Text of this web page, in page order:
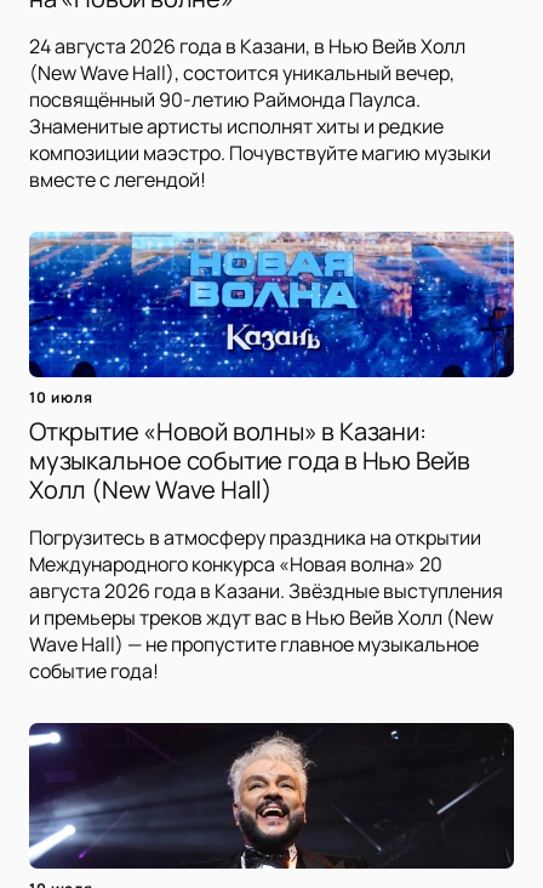
24 августа 2026 года в Казани, в Нью Вейв Холл
(New Wave Hall), состоится уникальный вечер,
посвящённый 90-летию Раймонда Паулса.
Знаменитые артисты исполнят хиты и редкие
композиции маэстро. Почувствуйте магию музыки
вместе с легендой!
10 июля
Открытие «Новой волны» в Казани:
музыкальное событие года в Нью Вейв
Холл (New Wave Hall)
Погрузитесь в атмосферу праздника на открытии
Международного конкурса «Новая волна» 20
августа 2026 года в Казани. Звёздные выступления
и премьеры треков ждут вас в Нью Вейв Холл (New
Wave Hall) — не пропустите главное музыкальное
событие года!